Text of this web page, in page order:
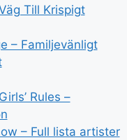
Till Krispigt
– Familjevänligt
Rules –
– Full lista artister